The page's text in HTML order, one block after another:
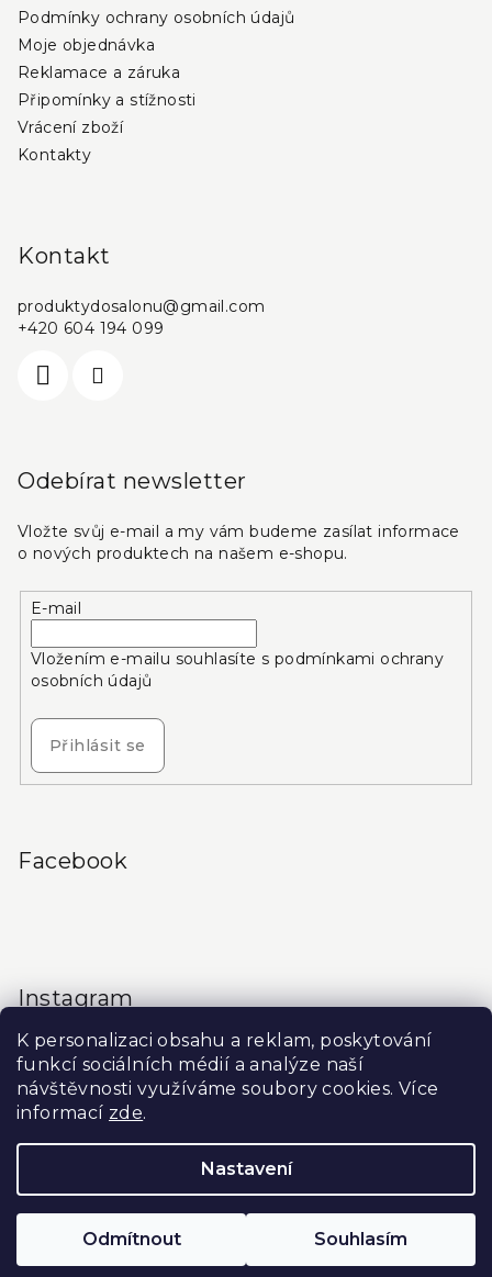
K personalizaci obsahu a reklam, poskytování
funkcí sociálních médií a analýze naší
návštěvnosti využíváme soubory cookies. Více
informací zde.
Nastavení
Odmítnout Souhlasím
Podmínky ochrany osobních údajů
Moje objednávka
Reklamace a záruka
Připomínky a stížnosti
Vrácení zboží
Kontakty
Kontakt
produktydosalonu@gmail.com
+420 604 194 099
Odebírat newsletter
Vložte svůj e-mail a my vám budeme zasílat informace
o nových produktech na našem e-shopu.
E-mail
Vložením e-mailu souhlasíte s podmínkami ochrany
osobních údajů
Přihlásit se
Facebook
Instagram
Sledovat na Instagramu
Upravit nastavení cookies
Vytvořil Shoptet